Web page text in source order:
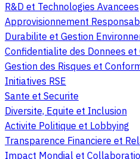
R&D et Technologies Avancees
Approvisionnement
Durabilite et Gestion
Confidentialite des Donnees et
Gestion des Risques et
Initiatives RSE
Sante et Securite
Diversite, Equite et Inclusion
Activite Politique et Lobbying
Transparence Financiere et
Impact Mondial et